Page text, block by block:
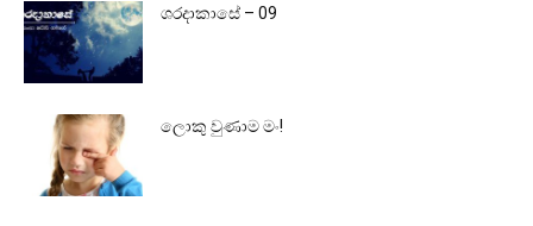
ශරදාකාසේ – 09
ලොකු වුණාම මං!